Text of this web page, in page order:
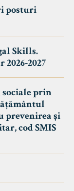
posturi
Skills.
2027
prin
prevenirea și
cod SMIS